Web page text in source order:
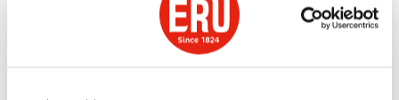
Garneer de soep af met wat ringetjes bosui.
Geniet van een heerlijke pittige tomatensoep met